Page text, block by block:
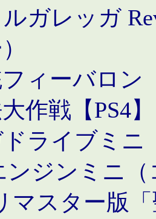
ガレッガ
ィーバロン
作戦【PS4
ドライブミニ
ンジンミニ
マスター版